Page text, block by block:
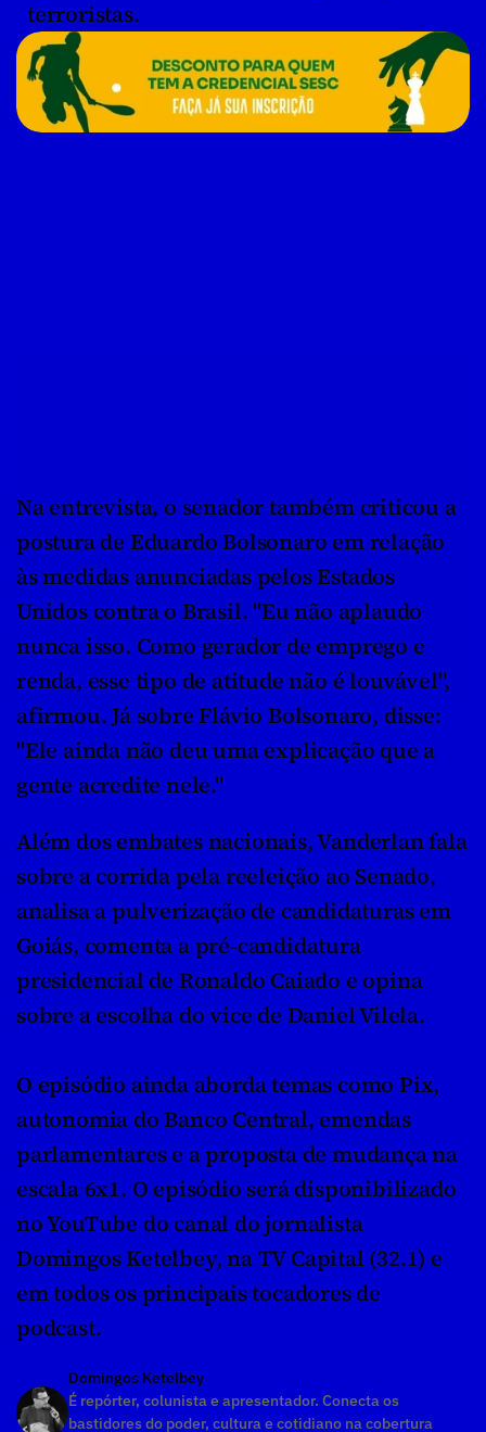
terroristas.
Na entrevista, o senador também criticou a
postura de Eduardo Bolsonaro em relação
às medidas anunciadas pelos Estados
Unidos contra o Brasil. "Eu não aplaudo
nunca isso. Como gerador de emprego e
renda, esse tipo de atitude não é louvável",
afirmou. Já sobre Flávio Bolsonaro, disse:
"Ele ainda não deu uma explicação que a
gente acredite nele."
Além dos embates nacionais, Vanderlan fala
sobre a corrida pela reeleição ao Senado,
analisa a pulverização de candidaturas em
Goiás, comenta a pré-candidatura
presidencial de Ronaldo Caiado e opina
sobre a escolha do vice de Daniel Vilela.
O episódio ainda aborda temas como Pix,
autonomia do Banco Central, emendas
parlamentares e a proposta de mudança na
escala 6x1. O episódio será disponibilizado
no YouTube do canal do jornalista
Domingos Ketelbey, na TV Capital (32.1) e
em todos os principais tocadores de
podcast.
Domingos Ketelbey
É repórter, colunista e apresentador. Conecta os
bastidores do poder, cultura e cotidiano na cobertura